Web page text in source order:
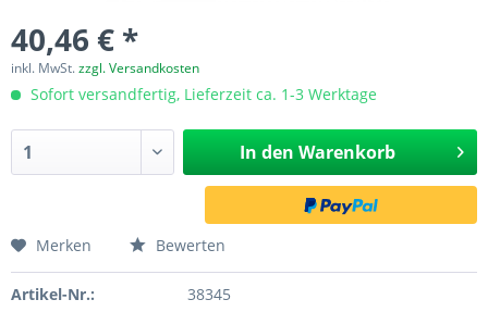
40,46 € *
inkl. MwSt.zzgl. Versandkosten
Sofort versandfertig, Lieferzeit ca. 1-3 Werktage
In den Warenkorb
Merken Bewerten
Artikel-Nr.: 38345